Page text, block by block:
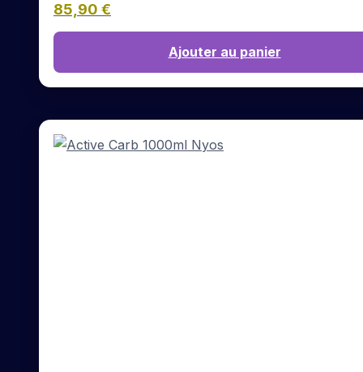
85,90 €
Ajouter au panier